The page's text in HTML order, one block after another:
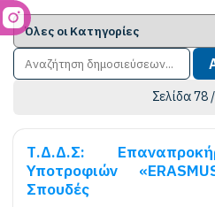
Σελίδα 78
Τ.Δ.Δ.Σ:
Υποτροφιών
Σπουδές